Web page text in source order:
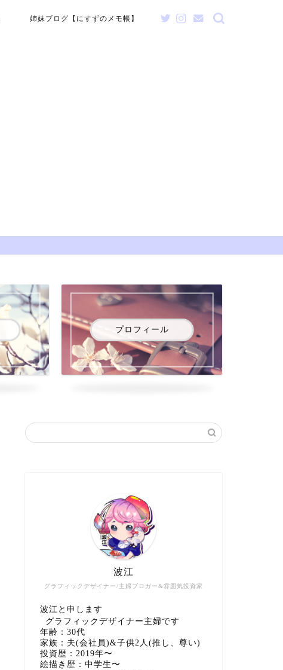
姉妹ブログ【にすずのメモ帳】
プロフィール
グラフィックデザイナー/主婦ブロガー&雰囲気投資家
波江
波江と申します
グラフィックデザイナー主婦です
年齢：30代
家族：夫(会社員)&子供2人(推し、尊い)
投資歴：2019年〜
絵描き歴：中学生〜